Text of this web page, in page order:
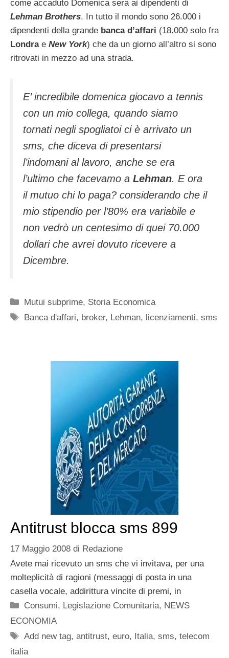
come accaduto Domenica sera ai dipendenti di
Lehman Brothers. In tutto il mondo sono 26.000 i
dipendenti della grande banca d’affari (18.000 solo fra
Londrae New York) che da un giorno all’altro si sono
ritrovati in mezzo ad una strada.
E’ incredibile domenica giocavo a tennis
con un mio collega, quando siamo
tornati negli spogliatoi ci è arrivato un
sms, che diceva di presentarsi
l’indomani al lavoro, anche se era
l’ultimo che facevamo a Lehman. E ora
il mutuo chi lo paga? considerando che il
mio stipendio per l’80% era variabile e
non vedrò un centesimo di quei 70.000
dollari che avrei dovuto ricevere a
Dicembre.
Categorie
Mutui subprime, Storia Economica
Tag
Banca d'affari, broker, Lehman, licenziamenti,sms
Antitrust blocca sms 899
17 Maggio 2008 di Redazione
Avete mai ricevuto un sms che vi invitava, per una
molteplicità di ragioni (messaggi di posta in una
casella vocale, addirittura vincite di premi, in
Categorie
Consumi, Legislazione Comunitaria, NEWS
ECONOMIA
Tag
Add new tag,antitrust,euro, Italia,sms,telecom
italia